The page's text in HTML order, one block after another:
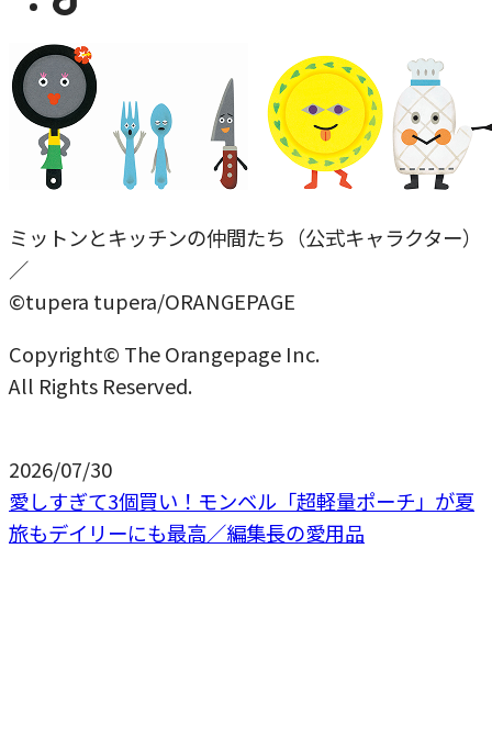
ミットンとキッチンの仲間たち（公式キャラクター）
／
©tupera tupera/ORANGEPAGE
Copyright© The Orangepage Inc.
All Rights Reserved.
2026/07/30
愛しすぎて3個買い！モンベル「超軽量ポーチ」が夏
旅もデイリーにも最高／編集長の愛用品